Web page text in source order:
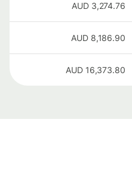
3,274.76
AUD
8,186.90
AUD
16,373.80
AUD